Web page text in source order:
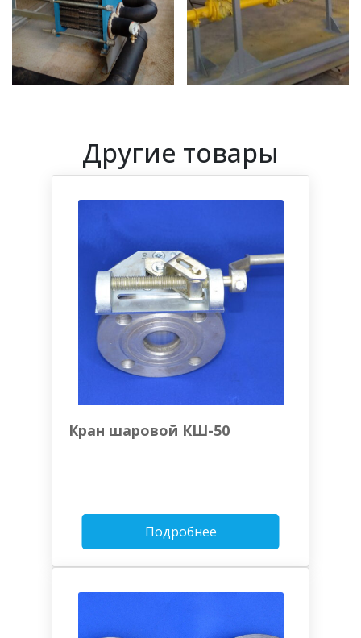
Другие товары
Кран шаровой КШ-50
Подробнее